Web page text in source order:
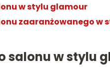
w stylu glamour
zaaranżowanego w
salonu w stylu